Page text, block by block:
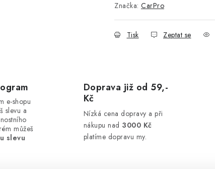
Značka: CarPro
Tisk Zeptat se
e-shopu
slevu a
můžeš
slevu
Doprava již od 59,-
Kč
Nízká cena dopravy a při
nákupu nad 3000 Kč
platíme dopravu my.